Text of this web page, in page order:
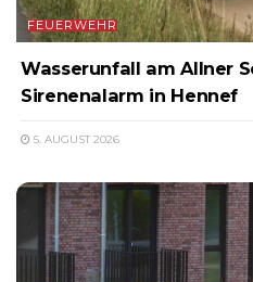
FEUERWEHR
Wasserunfall am Allner
Sirenenalarm in Hennef
5. AUGUST 2026